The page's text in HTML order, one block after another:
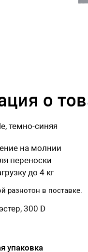
о
темно-синяя
на молнии
переноски
до 4 кг
разнотон в поставке.
300 D
упаковка